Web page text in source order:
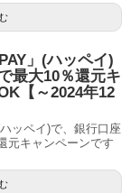
」(ハッペイ)
最大10％還元キ
【～2024年12
ッペイ)で、銀行口座
元キャンペーンです